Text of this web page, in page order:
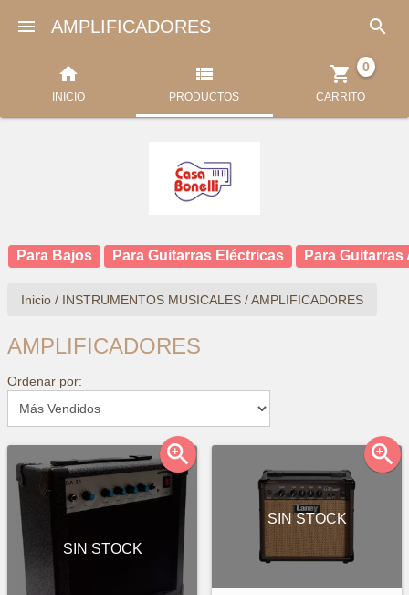

 AMPLIFICADORES

INICIO

PRODUCTOS
 0
CARRITO
Para Bajos Para Guitarras Eléctricas Para
Inicio / INSTRUMENTOS MUSICALES /AMPLIFICADORES
AMPLIFICADORES
Ordenar por:
SIN STOCK

SIN STOCK
